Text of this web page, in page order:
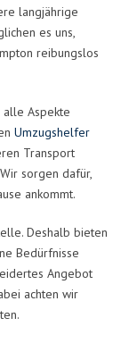
langjährige
es uns,
reibungslos
Aspekte
Umzugshelfer
Transport
sorgen dafür,
ankommt.
Deshalb bieten
Bedürfnisse
Angebot
achten wir